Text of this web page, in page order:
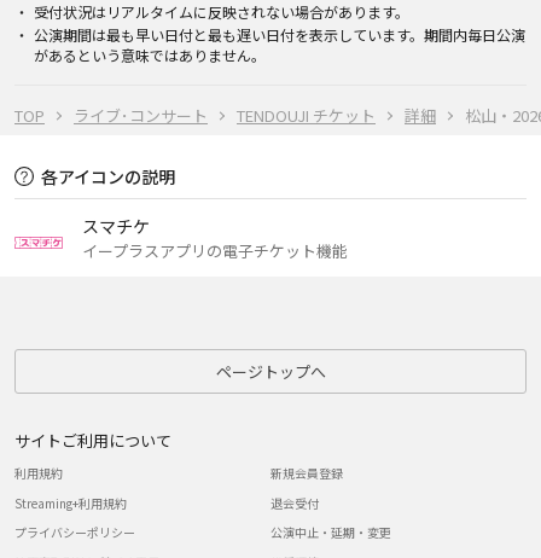
TOP ライブ･コンサート TENDOUJI チケット 詳細 松山・
受付状況はリアルタイムに反映されない場合があります。
公演期間は最も早い日付と最も遅い日付を表示しています。期間内毎日公演
があるという意味ではありません。
各アイコンの説明
スマチケ
イープラスアプリの電子チケット機能
ページトップへ
サイトご利用について
利用規約
Streaming+利用規約
プライバシーポリシー
新規会員登録
退会受付
公演中止・延期・変更